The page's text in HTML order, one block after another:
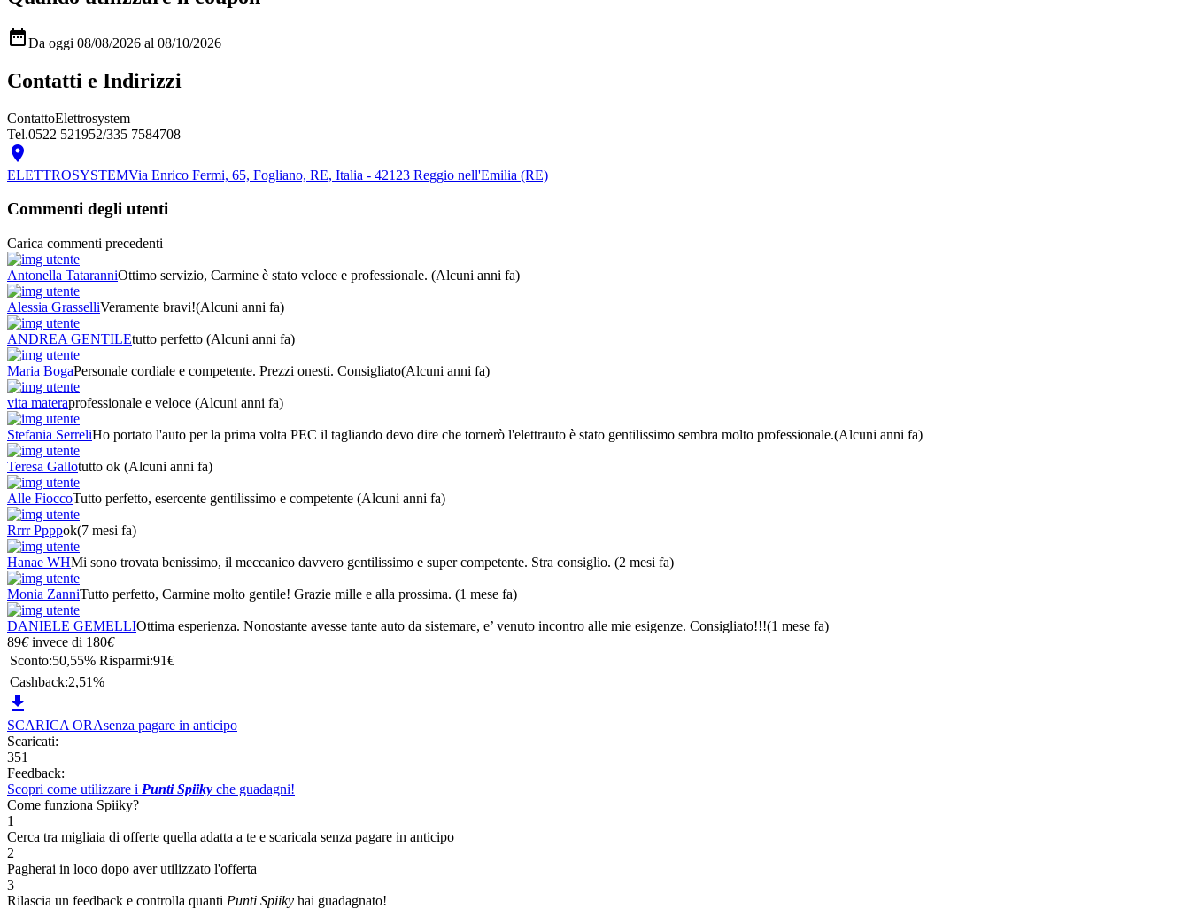
Da oggi 08/08/2026 al 08/10/2026
Contatti e Indirizzi
ContattoElettrosystem
Tel.0522 521952/335 7584708

ELETTROSYSTEMVia Enrico Fermi, 65, Fogliano, RE, Italia - 42123 Reggio nell'Emilia (RE)
Commenti degli utenti
Carica commenti precedenti
Antonella TataranniOttimo servizio, Carmine è stato veloce e professionale. (Alcuni anni fa)
Alessia GrasselliVeramente bravi!(Alcuni anni fa)
ANDREA GENTILEtutto perfetto (Alcuni anni fa)
Maria BogaPersonale cordiale e competente. Prezzi onesti. Consigliato(Alcuni anni fa)
vita materaprofessionale e veloce (Alcuni anni fa)
Stefania SerreliHo portato l'auto per la prima volta PEC il tagliando devo dire che tornerò l'elettrauto è stato gentilissimo sembra molto professionale.(Alcuni anni fa)
Teresa Gallotutto ok (Alcuni anni fa)
Alle FioccoTutto perfetto, esercente gentilissimo e competente (Alcuni anni fa)
Rrrr Ppppok(7 mesi fa)
Hanae WHMi sono trovata benissimo, il meccanico davvero gentilissimo e super competente. Stra consiglio. (2 mesi fa)
Monia ZanniTutto perfetto, Carmine molto gentile! Grazie mille e alla prossima. (1 mese fa)
DANIELE GEMELLIOttima esperienza. Nonostante avesse tante auto da sistemare, e’ venuto incontro alle mie esigenze. Consigliato!!!(1 mese fa)
89€ invece di 180€
Sconto:50,55% Risparmi:91€
Cashback:2,51%

SCARICA ORAsenza pagare in anticipo
Scaricati:
351
Feedback:
Scopri come utilizzare i Punti Spiiky che guadagni!
Come funziona Spiiky?
1
Cerca tra migliaia di offerte quella adatta a te e scaricala senza pagare in anticipo
2
Pagherai in loco dopo aver utilizzato l'offerta
3
Rilascia un feedback e controlla quanti Punti Spiiky hai guadagnato!